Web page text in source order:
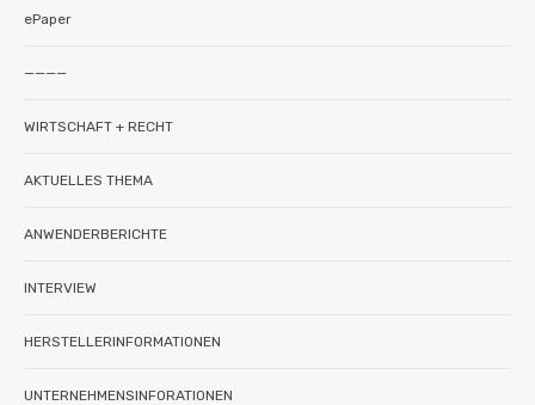
ePaper
————
WIRTSCHAFT + RECHT
AKTUELLES THEMA
ANWENDERBERICHTE
INTERVIEW
HERSTELLERINFORMATIONEN
UNTERNEHMENSINFORATIONEN